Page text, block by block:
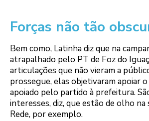
Forças não tão
Bem como, Latinha diz que na
atrapalhado pelo PT de Foz do
articulações que não vieram a
prossegue, elas objetivaram apoiar
apoiado pelo partido à prefeitura.
interesses, diz, que estão de olho na
Rede, por exemplo.